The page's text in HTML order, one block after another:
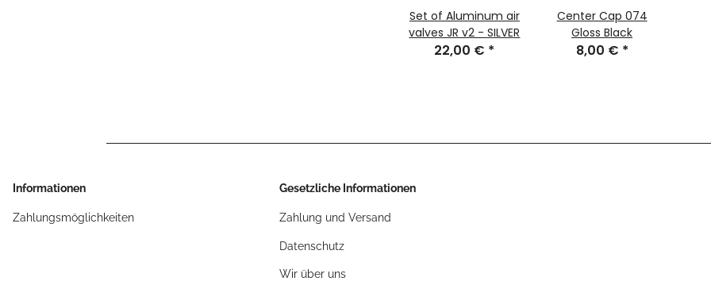
Set of Aluminum air
valves JR v2 - SILVER
22,00 € *
Center Cap 074
Gloss Black
8,00 € *
Informationen
Zahlungsmöglichkeiten
Gesetzliche Informationen
Zahlung und Versand
Datenschutz
Wir über uns